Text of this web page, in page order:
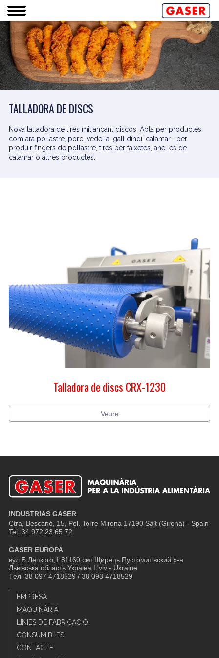
TALLADORA DE DISCS
Nova talladora de tires mitjançant discos. Apta per productes
com ara pollastre, porc, vedella, gall dindi, calamar... per
produir fingers de pollastre, tires per faixetes, anelles de
calamar o altres productes.
Talladora de discs CRX-1230
Veure
INDUSTRIAS GASER
Ctra, Bescanó, 15, Pol. Torre Mirona 17190 Salt (Girona) - Spain
Tel. 34 972 23 65 72
GASER EUROPA
вул.Б.Лепкого,1 81160 смт.Щирець Пустомитівский р-н
Львівська область Украіна L'viv - Ukraine
Tел. 38 097 4718529 / 38 093 4718529
EMPRESA
MAQUINÀRIA
LÍNIES DE FABRICACIÓ
CONSUMIBLES
CONTACTE